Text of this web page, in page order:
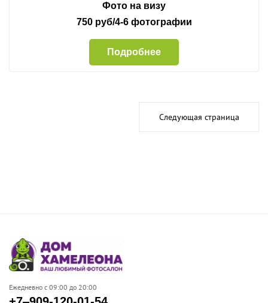
Фото на визу
750 руб/4-6 фотографии
Подробнее
Следующая страница
Ежедневно с 09:00 до 20:00